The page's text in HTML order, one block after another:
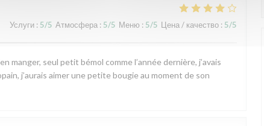
Услуги : 5/5 Атмосфера : 5/5 Меню : 5/5 Цена / качество : 5/5
manger, seul petit bémol comme l’année dernière, j’avais
j’aurais aimer une petite bougie au moment de son